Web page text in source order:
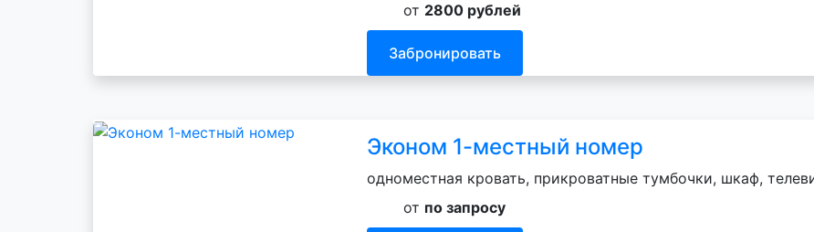
от 2800 рублей
Забронировать
Эконом 1-местный номер
одноместная кровать, прикроватные тумбочки, шкаф,
от по запросу